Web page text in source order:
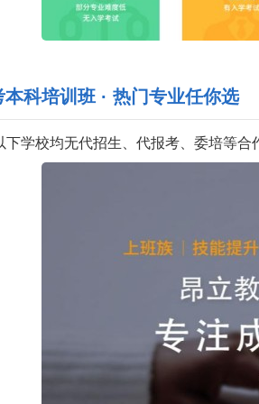
科培训班 · 热门专业任你选
下学校均无代招生、代报考、委培等合